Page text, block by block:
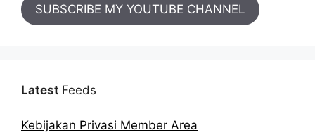
SUBSCRIBE MY YOUTUBE CHANNEL
Latest Feeds
Kebijakan Privasi Member Area